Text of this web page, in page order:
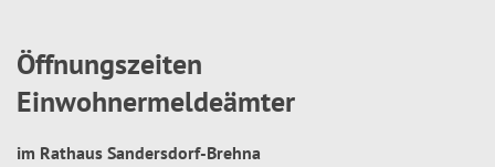
Öffnungszeiten
Einwohnermeldeämter
im Rathaus Sandersdorf-Brehna